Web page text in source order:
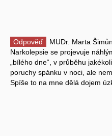
Odpověď
MUDr. Marta
Narkolepsie se projevuje
„bílého dne“, v průběhu
poruchy spánku v noci, ale
Spíše to na mne dělá dojem